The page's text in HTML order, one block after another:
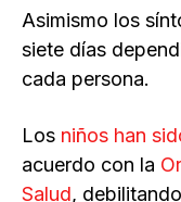
Asimismo los
siete días
cada persona.
Los niños han
acuerdo con la
Salud,